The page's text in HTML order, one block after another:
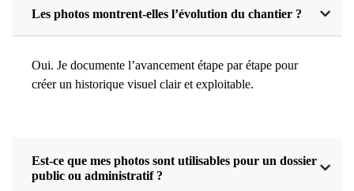
Les photos montrent-elles l’évolution du chantier ?
Oui. Je documente l’avancement étape par étape pour
créer un historique visuel clair et exploitable.
Est-ce que mes photos sont utilisables pour un dossier
public ou administratif ?